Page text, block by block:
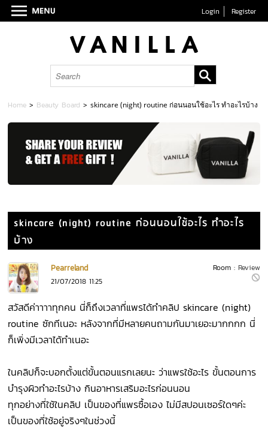
Login Register
Home > Beauty Board >skincare (night) routine ก่อนนอนใช้อะไร ทำอะไรบ้าง
skincare (night) routine ก่อนนอนใช้อะไร ทำอะไร
บ้าง
Room : Review
Pearreland
21/07/2018 11:25
สวัสดีค่าาาาทุกคน นี่ก็ถึงเวลาที่แพรได้ทำคลิป skincare (night)
routine ซักทีเนอะ หลังจากที่มีหลายคนถามกันมาเยอะมากกกก นี่
ก็เพิ่งมีเวลาได้ทำเนอะ
ในคลิปก็จะบอกตั้งแต่ขั้นตอนแรกเลยนะ ว่าแพรใช้อะไร ขั้นตอนการ
บำรุงผิวทำอะไรบ้าง กินอาหารเสริมอะไรก่อนนอน
ทุกอย่างที่ใช้ในคลิป เป็นของที่แพรซื้อเอง ไม่มีสปอนเซอร์ใดๆค่ะ
เป็นของที่ใช้อยู่จริงๆในช่วงนี้